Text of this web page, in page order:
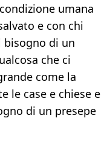
umana
e con chi
bisogno di un
che ci
come la
le case e chiese e
di un presepe